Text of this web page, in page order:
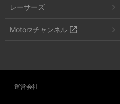
レーサーズ
Motorzチャンネル
運営会社